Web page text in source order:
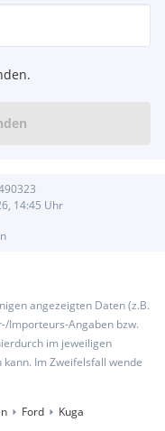
14:45 Uhr
angezeigten Daten (z.B.
Importeurs-Angaben bzw.
im jeweiligen
Im Zweifelsfall wende
Ford Kuga